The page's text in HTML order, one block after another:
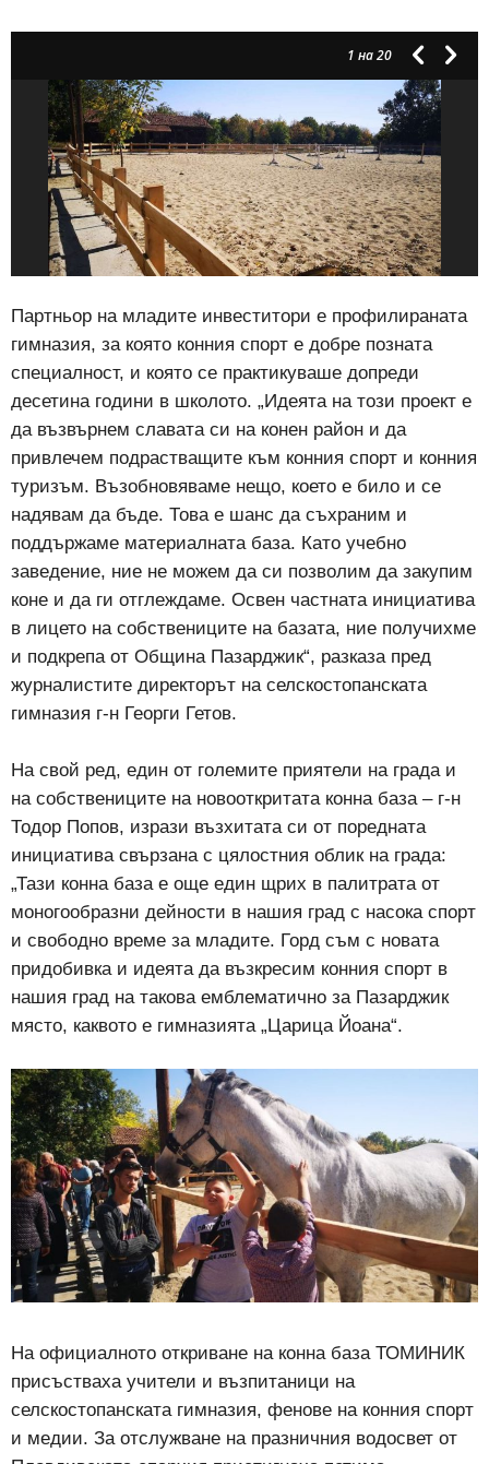
1 на 20
Партньор на младите инвеститори е профилираната
гимназия, за която конния спорт е добре позната
специалност, и която се практикуваше допреди
десетина години в школото. „Идеята на този проект е
да възвърнем славата си на конен район и да
привлечем подрастващите към конния спорт и конния
туризъм. Възобновяваме нещо, което е било и се
надявам да бъде. Това е шанс да съхраним и
поддържаме материалната база. Като учебно
заведение, ние не можем да си позволим да закупим
коне и да ги отглеждаме. Освен частната инициатива
в лицето на собствениците на базата, ние получихме
и подкрепа от Община Пазарджик“, разказа пред
журналистите директорът на селскостопанската
гимназия г-н Георги Гетов.
На свой ред, един от големите приятели на града и
на собствениците на новооткритата конна база – г-н
Тодор Попов, изрази възхитата си от поредната
инициатива свързана с цялостния облик на града:
„Тази конна база е още един щрих в палитрата от
моногообразни дейности в нашия град с насока спорт
и свободно време за младите. Горд съм с новата
придобивка и идеята да възкресим конния спорт в
нашия град на такова емблематично за Пазарджик
място, каквото е гимназията „Царица Йоана“.
На официалното откриване на конна база ТОМИНИК
присъстваха учители и възпитаници на
селскостопанската гимназия, фенове на конния спорт
и медии. За отслужване на празничния водосвет от